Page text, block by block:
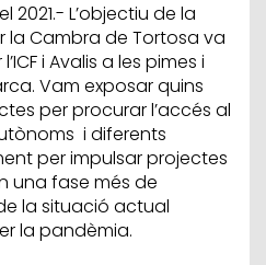
2021.- L’objectiu de la
la Cambra de Tortosa va
i Avalis a les pimes i
Vam exposar quins
per procurar l’accés al
i diferents
per impulsar projectes
una fase més de
la situació actual
la pandèmia.